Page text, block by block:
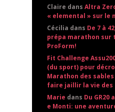
Claire dans Altra
« elemental » sur le
Cécilia dans De 7 à
prépa marathon sur
ProForm!
Fit Challenge
(du sport) pour
Marathon des
faire jaillir la vie des
Marie dans Du GR20
e Monti: une